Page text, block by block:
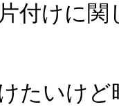
付けに
たいけど